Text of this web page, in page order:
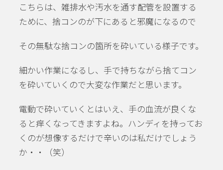
こちらは、雑排水や汚水を通す配管を設置する
ために、捨コンのが下にあると邪魔になるので
その無駄な捨コンの箇所を砕いている様子です。
細かい作業になるし、手で持ちながら捨てコン
を砕いていくので大変な作業だと思います。
電動で砕いていくとはいえ、手の血流が良くな
ると痒くなってきますよね。ハンディを持ってお
くのが想像するだけで辛いのは私だけでしょう
か・・（笑）